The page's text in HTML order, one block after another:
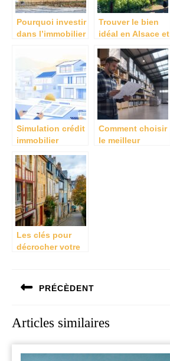
Pourquoi investir
dans l’immobilier
Trouver le bien
idéal en Alsace et
avec une agence
immobilière
unique
Simulation crédit
immobilier
clés pour réussir
votre projet
d’investissement
locatif
Comment choisir
le meilleur
Les clés pour
décrocher votre
Vannes
rapidement
de
PRÉCÈDENT
post:
Articles similaires